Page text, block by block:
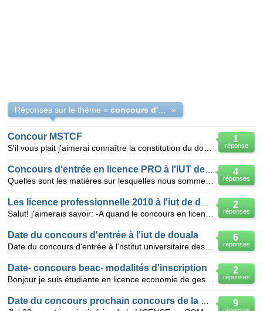
Réponses sur le thème « »
1
réponse
Concour MSTCF
4
réponses
2
réponses
6
réponses
Date du concours d'entrée à l'iut de douala
2
réponses
Date- concours beac- modalités d'inscription
9